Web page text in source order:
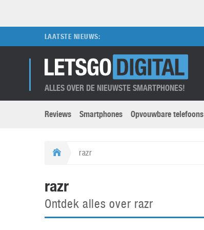
LAATSTE NIEUWS:
ALLES OVER DE NIEUWSTE SMARTPHONES!
Merken submenu
Apple
Computermuseum
Honor
Huawei
OnePlus
Oppo
Reviews Smartphones Opvouwbare telefoons
Categorien submenu
Aanbiedingen
Abonnement
DSLR camera’s
razr
razr
Ontdek alles over razr